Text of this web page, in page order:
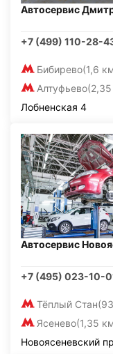
Автосервис
+7 (499) 110-28-
Бибирево(1,6
Алтуфьево
Лобненская 4
Автосервис
+7 (495) 023-10-
Тёплый Стан
Ясенево(1,35
Новоясеневский